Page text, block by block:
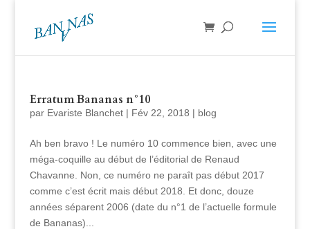
Erratum Bananas n°10
par Evariste Blanchet| Fév 22, 2018 | blog
Ah ben bravo ! Le numéro 10 commence bien, avec une
méga-coquille au début de l’éditorial de Renaud
Chavanne. Non, ce numéro ne paraît pas début 2017
comme c’est écrit mais début 2018. Et donc, douze
années séparent 2006 (date du n°1 de l’actuelle formule
de Bananas)...